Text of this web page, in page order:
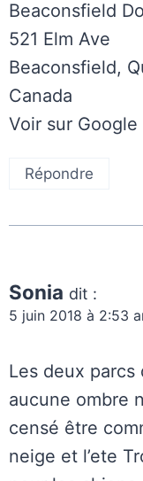
Beaconsfield
521 Elm Ave
Beaconsfield,
Canada
Voir sur Google
Répondre
Sonia dit :
5 juin 2018 à 2:53
Les deux parcs
aucune ombre
censé être
neige et l’ete